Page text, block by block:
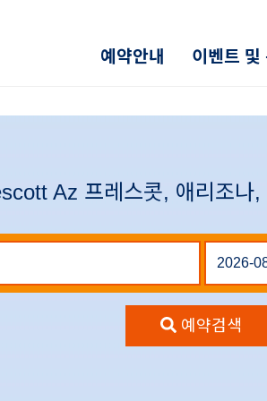
예약안내 이벤트 및
Az 프레스콧, 애리조나
예약검색